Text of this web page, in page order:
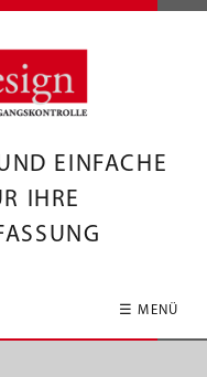
EINFACHE
IHRE
☰ MENÜ